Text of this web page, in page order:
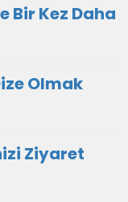
Bir Kez Daha
Olmak
Ziyaret